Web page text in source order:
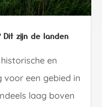
Dit zijn de landen
en
voor een gebied in
laag boven